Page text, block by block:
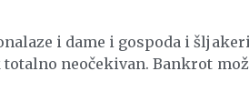
i dame i gospoda i
totalno neočekivan. Bankrot